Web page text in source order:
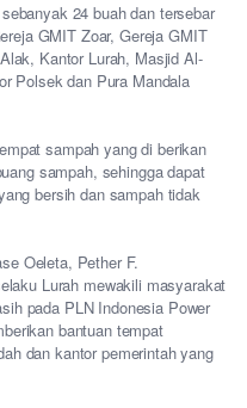
24 buah dan tersebar
GMIT Zoar, Gereja GMIT
Kantor Lurah, Masjid Al-
Polsek dan Pura Mandala
sampah yang di berikan
sampah, sehingga dapat
bersih dan sampah tidak
Oeleta, Pether F.
Lurah mewakili masyarakat
pada PLN Indonesia Power
bantuan tempat
dan kantor pemerintah yang